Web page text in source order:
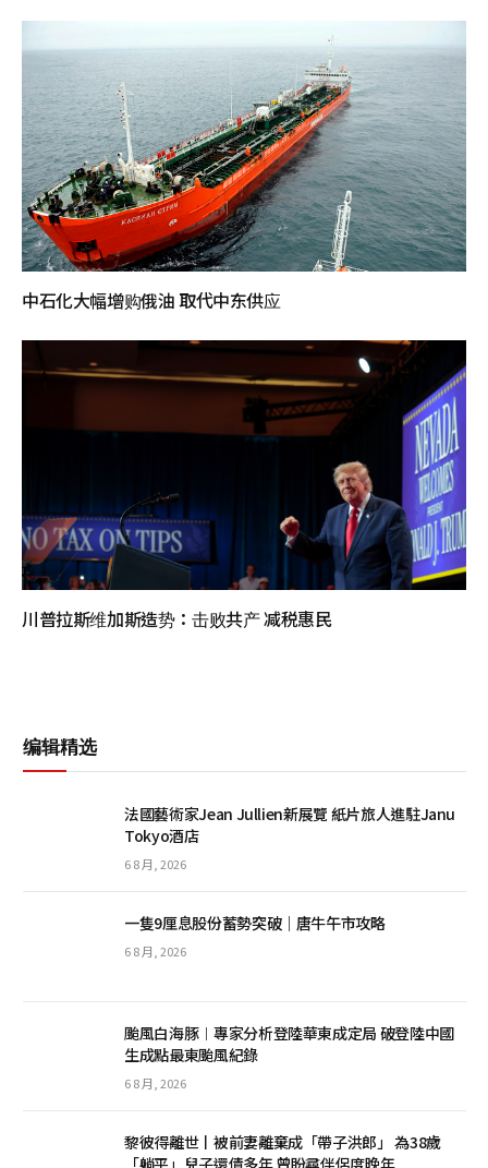
中石化大幅增购俄油 取代中东供应
川普拉斯维加斯造势：击败共产 减税惠民
编辑精选
法國藝術家Jean Jullien新展覽 紙片旅人進駐Janu
Tokyo酒店
6 8 月, 2026
一隻9厘息股份蓄勢突破｜唐牛午市攻略
6 8 月, 2026
颱風白海豚︱專家分析登陸華東成定局 破登陸中國
生成點最東颱風紀錄
6 8 月, 2026
黎彼得離世丨被前妻離棄成「帶子洪郎」 為38歲
「躺平」兒子還債多年 曾盼尋伴侶度晚年